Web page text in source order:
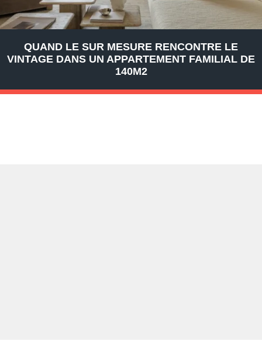
QUAND LE SUR MESURE RENCONTRE LE
VINTAGE DANS UN APPARTEMENT FAMILIAL DE
140M2